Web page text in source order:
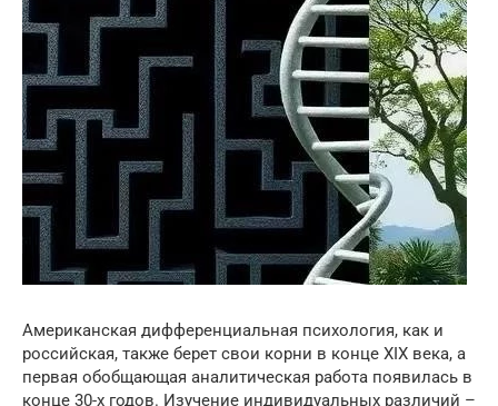
Американская дифференциальная психология, как и
российская, также берет свои корни в конце XIX века, а
первая обобщающая аналитическая работа появилась в
конце 30-х годов. Изучение индивидуальных различий –